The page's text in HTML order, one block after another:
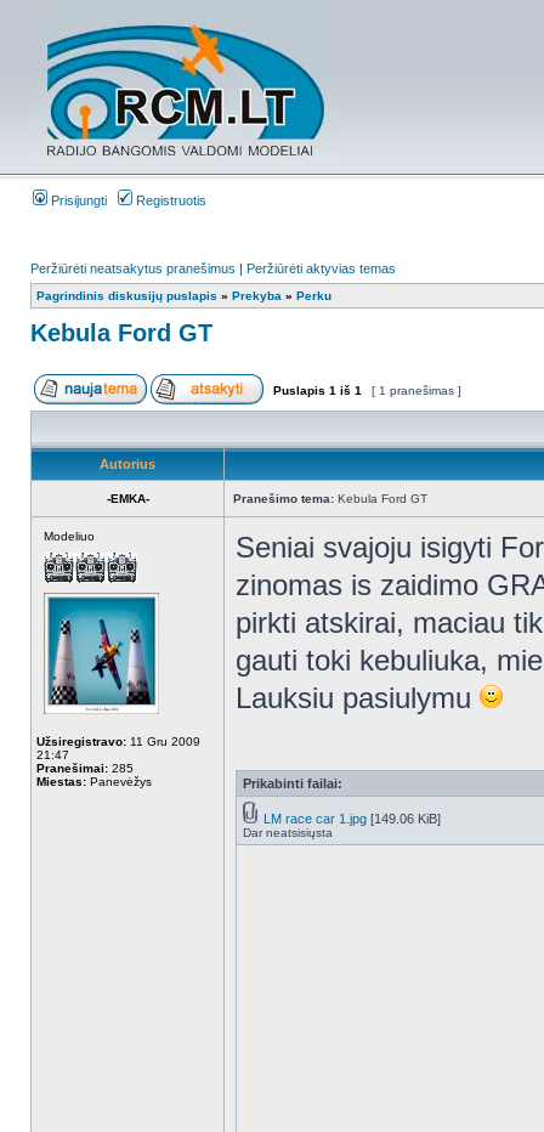
Prisijungti Registruotis
Peržiūrėti neatsakytus pranešimus | Peržiūrėti aktyvias temas
Pagrindinis diskusijų puslapis » Prekyba » Perku
Kebula Ford GT
Puslapis 1 iš 1 [ 1 pranešimas ]
Autorius
-EMKA- Pranešimo tema: Kebula Ford GT
Modeliuo
Užsiregistravo: 11 Gru 2009
21:47
Pranešimai: 285
Miestas: Panevėžys
Seniai svajoju isigyti
zinomas is zaidimo
pirkti atskirai, maciau
gauti toki kebuliuka,
Lauksiu pasiulymu
Prikabinti failai:
LM race car 1.jpg [149.06 KiB]
Dar neatsisiųsta